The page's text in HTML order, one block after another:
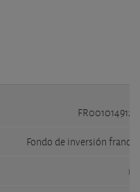
FR0010149120
Fondo de inversión francés
no